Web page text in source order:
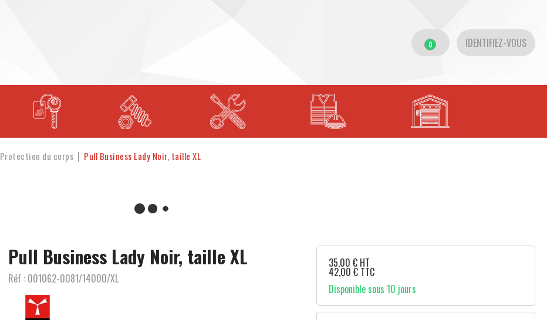
0 IDENTIFIEZ-VOUS
Protection du corps Pull Business Lady Noir, taille XL
Pull Business Lady Noir, taille XL
Réf : 001062-0081/14000/XL
35,00€ HT
42,00€ TTC
Disponible sous 10 jours